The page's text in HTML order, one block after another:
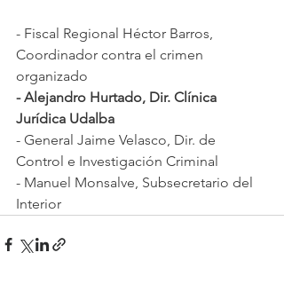
- Fiscal Regional Héctor Barros,
Coordinador contra el crimen
organizado
- Alejandro Hurtado, Dir. Clínica
Jurídica Udalba
- General Jaime Velasco, Dir. de
Control e Investigación Criminal
- Manuel Monsalve, Subsecretario del
Interior